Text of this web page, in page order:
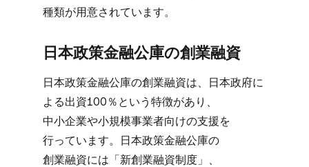
種類が​用意されています。
日本政策金融公庫の​創業融資
日本政策金融公庫の​創業融資は、​日本政府に​
よる​出資100％と​いう​特徴が​あり、​
中小企業や​小規模事業者向けの​支援を​
行っています。​日本政策金融公庫の​
創業融資には​「新創業融資制度」、​